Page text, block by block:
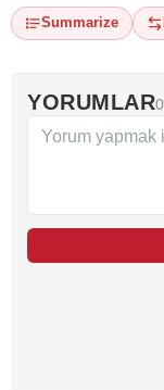
Summarize
YORUMLAR0